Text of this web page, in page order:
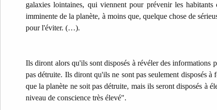
galaxies lointaines, qui viennent pour prévenir les
imminente de la planète, à moins que, quelque chose de
pour l'éviter. (…).
Ils diront alors qu'ils sont disposés à révéler des informations
pas détruite. Ils diront qu'ils ne sont pas seulement disposés
que la planète ne soit pas détruite, mais ils seront disposés à
niveau de conscience très élevé".